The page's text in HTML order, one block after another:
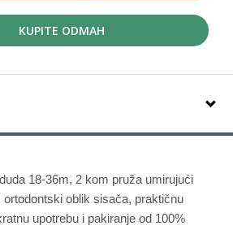
KUPITE ODMAH
18-36m, 2 kom pruža umirujući
ortodontski oblik sisača, praktičnu
upotrebu i pakiranje od 100%